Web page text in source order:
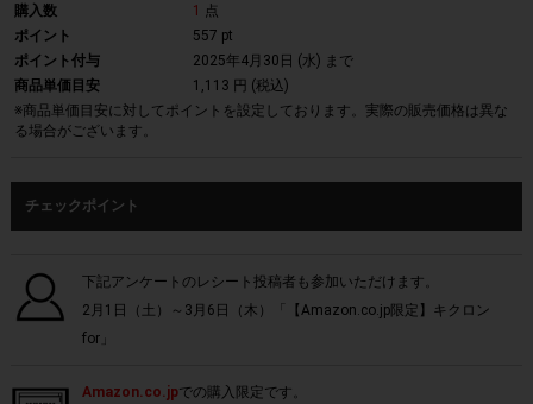
購入数
1
点
ポイント
557 pt
ポイント付与
2025年4月30日 (水) まで
商品単価目安
1,113 円 (税込)
※商品単価目安に対してポイントを設定しております。実際の販売価格は異な
る場合がございます。
チェックポイント
下記アンケートのレシート投稿者も参加いただけます。
2月1日（土）～3月6日（木）「【Amazon.co.jp限定】キクロン
for」
Amazon.co.jpでの購入限定です。